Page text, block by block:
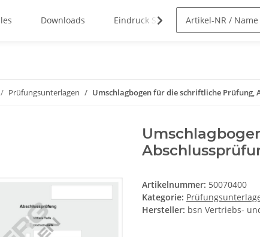
Downloads Eindruck Service
Prüfungsunterlagen Umschlagbogen für die schriftliche Prüfung,
Artikelnummer: 50070400
Kategorie:
Hersteller: bsn Vertriebs-